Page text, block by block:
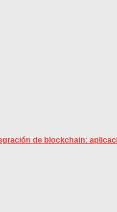
de blockchain: